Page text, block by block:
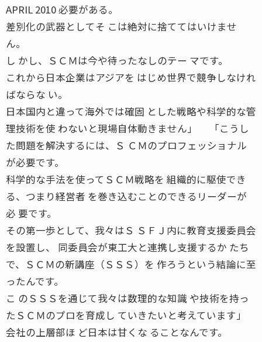
APRIL 2010 必要がある。
差別化の武器としてそ こは絶対に捨ててはいけませ
ん。
し かし、ＳＣＭは今や待ったなしのテー マです。
これから日本企業はアジアを はじめ世界で競争しなけれ
ばならな い。
日本国内と違って海外では確固 とした戦略や科学的な管
理技術を使 わないと現場自体動きません」 「こうし
た問題を解決するには、Ｓ ＣＭのプロフェッショナル
が必要です。
科学的な手法を使ってＳＣＭ戦略を 組織的に駆使でき
る、つまり経営者 を巻き込むことのできるリーダーが
必 要です。
その第一歩として、我々はＳ ＳＦＪ内に教育支援委員会
を設置し、 同委員会が東工大と連携し支援するか たち
で、ＳＣＭの新講座（ＳＳＳ）を 作ろうという結論に至
ったんです。
こ のＳＳＳを通じて我々は数理的な知識 や技術を持っ
たＳＣＭのプロを育成し ていきたいと考えています」
会社の上層部ほ ど日本は甘くな ることなんです。